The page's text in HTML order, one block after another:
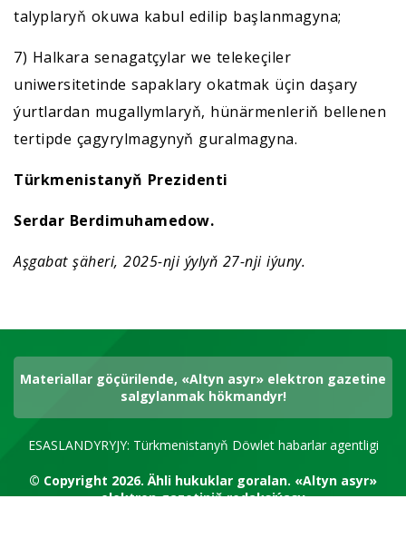
talyplaryň okuwa kabul edilip başlanmagyna;
7) Halkara senagatçylar we telekeçiler
uniwersitetinde sapaklary okatmak üçin daşary
ýurtlardan mugallymlaryň, hünärmenleriň bellenen
tertipde çagyrylmagynyň guralmagyna.
Türkmenistanyň Prezidenti
Serdar Berdimuhamedow.
Aşgabat şäheri, 2025-nji ýylyň 27-nji iýuny.
Materiallar göçürilende, «Altyn asyr» elektron gazetine
salgylanmak hökmandyr!
ESASLANDYRYJY: Türkmenistanyň Döwlet habarlar agentligi
© Copyright 2026.Ähli hukuklar goralan. «Altyn asyr»
elektron gazetiniň redaksiýasy